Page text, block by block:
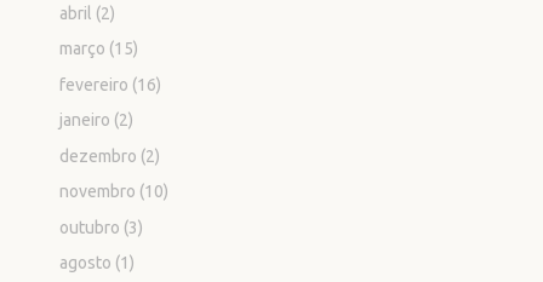
abril (2)
março (15)
fevereiro (16)
janeiro (2)
dezembro (2)
novembro (10)
outubro (3)
agosto (1)